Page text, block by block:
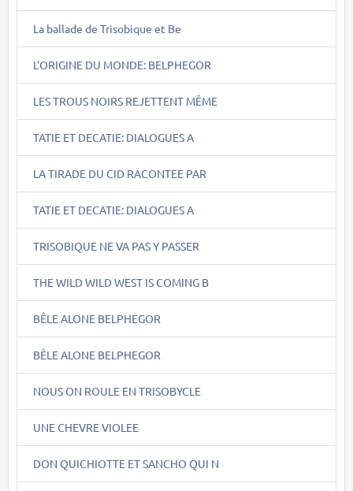
La ballade de Trisobique et Be
L'ORIGINE DU MONDE: BELPHEGOR
LES TROUS NOIRS REJETTENT MÊME
TATIE ET DECATIE: DIALOGUES A
LA TIRADE DU CID RACONTEE PAR
TATIE ET DECATIE: DIALOGUES A
TRISOBIQUE NE VA PAS Y PASSER
THE WILD WILD WEST IS COMING B
BÊLE ALONE BELPHEGOR
BÊLE ALONE BELPHEGOR
NOUS ON ROULE EN TRISOBYCLE
UNE CHEVRE VIOLEE
DON QUICHIOTTE ET SANCHO QUI N